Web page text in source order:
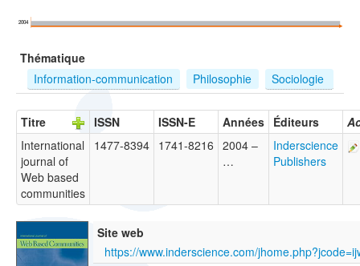
avancée
ES
?
2004
Thématique
Information-communication
Philosophie Sociologie
Titre ISSN ISSN-E Années Éditeurs
International
journal of
Web based
communities
1477-8394 1741-8216 2004 –
…
Inderscience
Publishers
Site web
https://www.inderscience.com/